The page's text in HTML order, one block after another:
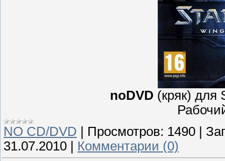
noDVD (кряк) для
NO CD/DVD | Просмотров: 1490 |
31.07.2010 | Комментарии (0)